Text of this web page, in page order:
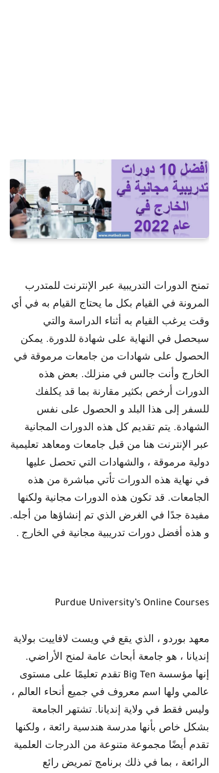
تمنح الدورات التدريبية عبر الإنترنت للمتدرب
المرونة في القيام بكل ما يحتاج القيام به في أي
وقت يرغب القيام به أثناء الدراسة والتي
سيحصل في النهاية على شهادة للدورة. يمكن
الحصول على شهادات من جامعات مرموقة في
الخارج وأنت جالس في منزلك. بعض هذه
الدورات أرخص بكثير مقارنة بما قد يكلفك
للسفر إلى هذا البلد و الحصول على نفس
الشهادة. يتم تقديم كل هذه الدورات المجانية
عبر الإنترنت هنا من قبل جامعات ومعاهد تعليمية
دولية مرموقة ، والشهادات التي تحصل عليها
في نهاية هذه الدورات تأتي مباشرة من هذه
الجامعات. قد تكون هذه الدورات مجانية ولكنها
مفيدة جدًا في الغرض الذي تم إنشاؤها من أجله.
و هذه أفضل دورات تدريبية مجانية في الخارج .
Purdue University’s Online Courses
معهد بوردو ، الذي يقع في ويست لافاييت بولاية
إنديانا ، هو جامعة أبحاث عامة لمنح الأراضي.
إنها مؤسسة Big Ten تقدم تعليمًا على مستوى
عالمي ولها اسم معروف في جميع أنحاء العالم ،
وليس فقط في ولاية إنديانا. تشتهر الجامعة
بشكل خاص بأنها مدرسة هندسية رائعة ، ولكنها
تقدم أيضًا مجموعة متنوعة من الدرجات العلمية
الرائعة ، بما في ذلك برنامج تمريض رائع